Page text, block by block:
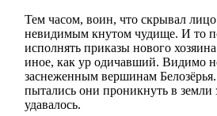
Тем часом, воин, что скрывал лицо
невидимым кнутом чудище. И то
исполнять приказы нового
иное, как ур одичавший. Видимо
заснеженным вершинам
пытались они проникнуть в земли
удавалось.